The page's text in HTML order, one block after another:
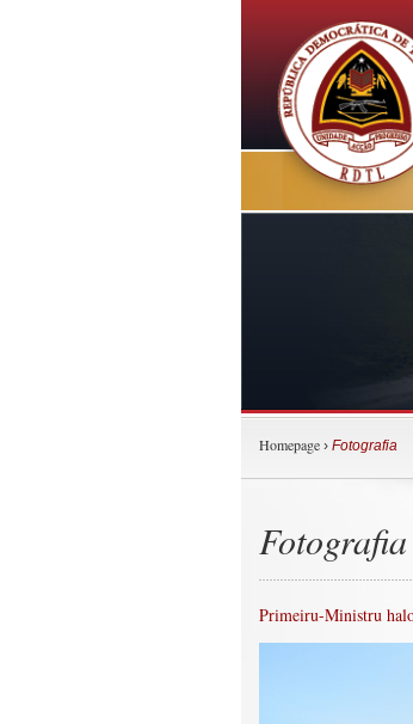
Homepage › Fotografia
Fotografia
Primeiru-Ministru